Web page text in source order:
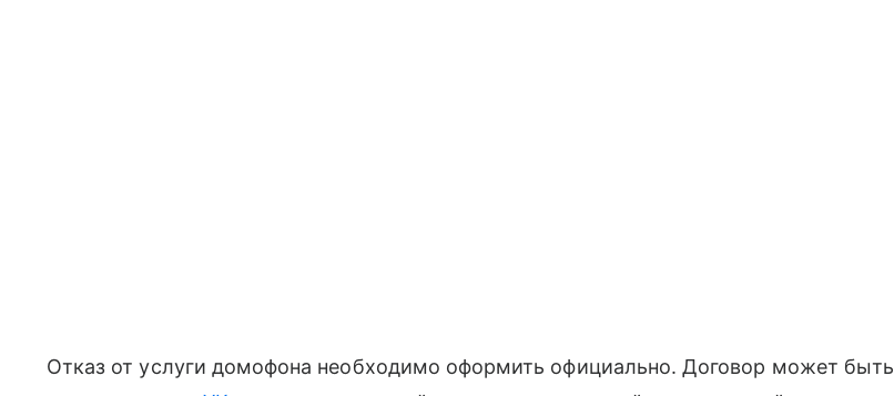
Отказ от услуги домофона необходимо оформить официально. Договор может быть